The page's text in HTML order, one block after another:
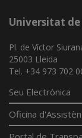
Universitat
Pl. de Víctor
25003 Lleida
Tel. +34 973 702
Seu Electrònica
Oficina